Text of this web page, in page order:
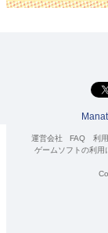
運営会社 FAQ 利
ゲームソフトの利用